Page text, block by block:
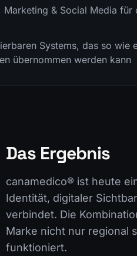
Marketing & Social Media für
Systems, das so wie
übernommen werden kann
Das Ergebnis
canamedico® ist heute
Identität, digitaler
verbindet. Die
Marke nicht nur regional
funktioniert.